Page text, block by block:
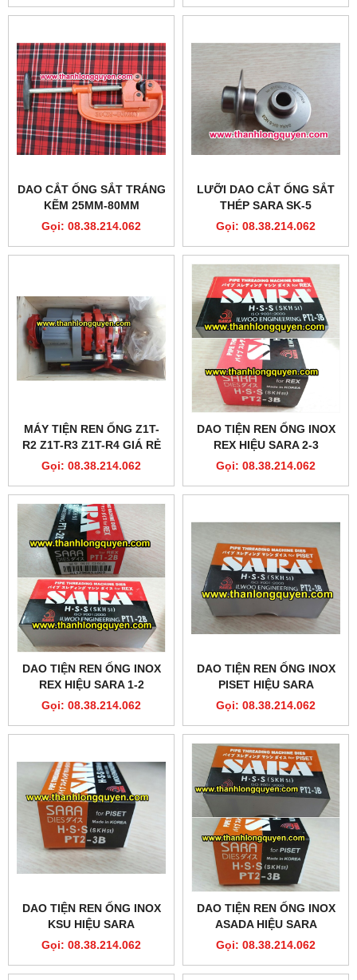
DAO CẮT ỐNG SẮT TRÁNG
KẼM 25MM-80MM
Gọi: 08.38.214.062
LƯỠI DAO CẮT ỐNG SẮT
THÉP SARA SK-5
Gọi: 08.38.214.062
MÁY TIỆN REN ỐNG Z1T-
R2 Z1T-R3 Z1T-R4 GIÁ RẺ
Gọi: 08.38.214.062
DAO TIỆN REN ỐNG INOX
REX HIỆU SARA 2-3
Gọi: 08.38.214.062
DAO TIỆN REN ỐNG INOX
REX HIỆU SARA 1-2
Gọi: 08.38.214.062
DAO TIỆN REN ỐNG INOX
PISET HIỆU SARA
Gọi: 08.38.214.062
DAO TIỆN REN ỐNG INOX
KSU HIỆU SARA
Gọi: 08.38.214.062
DAO TIỆN REN ỐNG INOX
ASADA HIỆU SARA
Gọi: 08.38.214.062